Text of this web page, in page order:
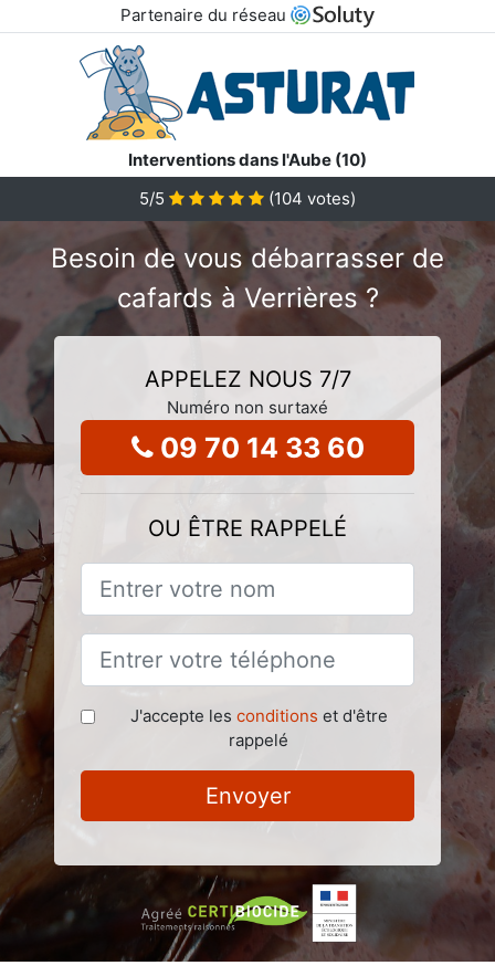
Partenaire du réseau
Interventions dans l'Aube (10)
5/5 (104 votes)
Besoin de vous débarrasser de
cafards à Verrières ?
APPELEZ NOUS 7/7
Numéro non surtaxé
09 70 14 33 60
OU ÊTRE RAPPELÉ
J'accepte les conditions et d'être
rappelé
Envoyer